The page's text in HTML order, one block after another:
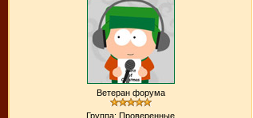
Ветеран форума
Группа: Проверенные